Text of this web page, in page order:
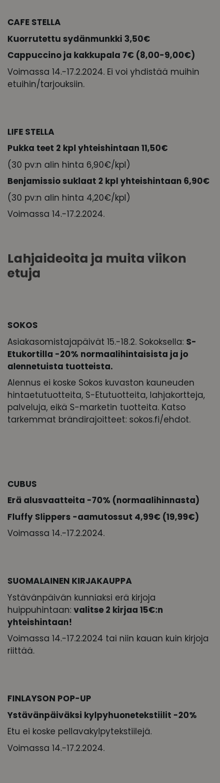
CAFE STELLA
Kuorrutettu sydänmunkki 3,50€
Cappuccino ja kakkupala 7€ (8,00-9,00€)
Voimassa 14.-17.2.2024. Ei voi yhdistää muihin
etuihin/tarjouksiin.
LIFE STELLA
Pukka teet 2 kpl yhteishintaan 11,50€
(30 pv:n alin hinta 6,90€/kpl)
Benjamissio suklaat 2 kpl yhteishintaan 6,90€
(30 pv:n alin hinta 4,20€/kpl)
Voimassa 14.-17.2.2024.
Lahjaideoita ja muita viikon
etuja
SOKOS
Asiakasomistajapäivät 15.-18.2. Sokoksella: S-
Etukortilla -20% normaalihintaisista ja jo
alennetuista tuotteista.
Alennus ei koske Sokos kuvaston kauneuden
hintaetutuotteita, S-Etutuotteita, lahjakortteja,
palveluja, eikä S-marketin tuotteita. Katso
tarkemmat brändirajoitteet: sokos.fi/ehdot.
CUBUS
Erä alusvaatteita -70% (normaalihinnasta)
Fluffy Slippers -aamutossut 4,99€ (19,99€)
Voimassa 14.-17.2.2024.
SUOMALAINEN KIRJAKAUPPA
Ystävänpäivän kunniaksi erä kirjoja
huippuhintaan: valitse 2 kirjaa 15€:n
yhteishintaan!
Voimassa 14.-17.2.2024 tai niin kauan kuin kirjoja
riittää.
FINLAYSON POP-UP
Ystävänpäiväksi kylpyhuonetekstiilit -20%
Etu ei koske pellavakylpytekstiilejä.
Voimassa 14.-17.2.2024.